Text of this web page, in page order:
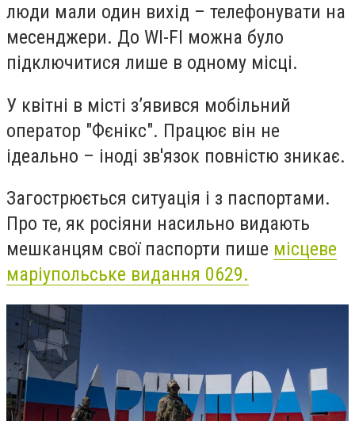
люди мали один вихід – телефонувати на
месенджери. До WI-FI можна було
підключитися лише в одному місці.
У квітні в місті з’явився мобільний
оператор "Фєнікс". Працює він не
ідеально – іноді зв'язок повністю зникає.
Загострюється ситуація і з паспортами.
Про те, як росіяни насильно видають
мешканцям свої паспорти пише місцеве
маріупольське видання 0629.